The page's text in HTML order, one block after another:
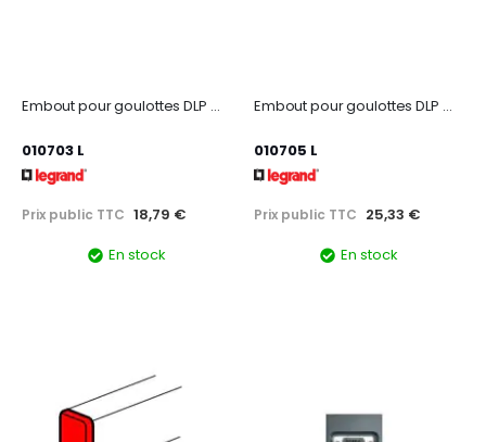
Embout pour goulottes DLP monobloc 50x150mm - blanc
010703 L
Prix public TTC 18,79 €
En stock
Embout pour goulottes DLP monobloc 50x220mm - blanc
010705 L
Prix public TTC 25,33 €
En stock